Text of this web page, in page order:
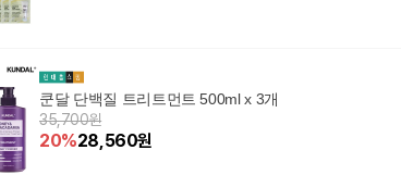
쿤달 단백질 트리트먼트 500ml x 3개
35,700원
20%28,560원